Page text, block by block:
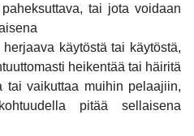
tai jota voidaan
käytöstä tai käytöstä,
heikentää tai häiritä
tai vaikuttaa muihin pelaajiin,
pitää sellaisena